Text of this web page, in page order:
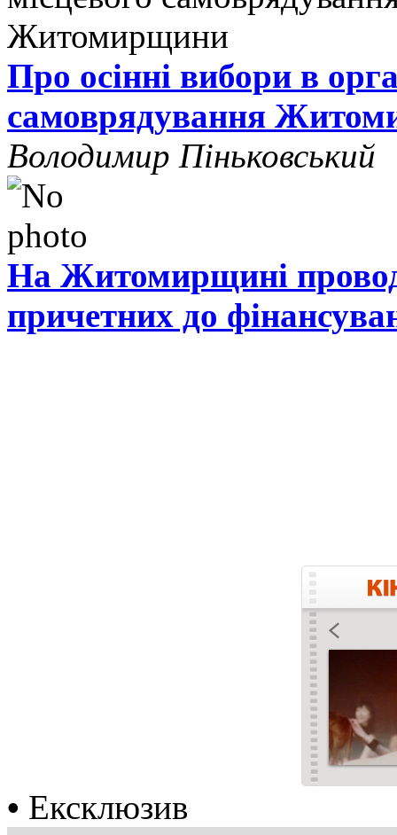
Про осінні вибори в
самоврядування
Володимир Піньковський
На Житомирщині
причетних до
• Ексклюзив